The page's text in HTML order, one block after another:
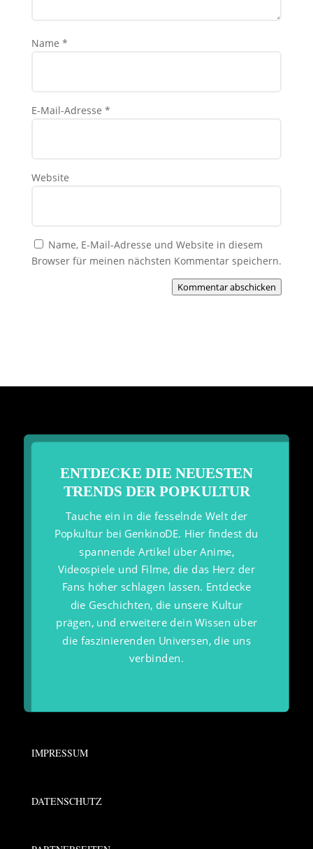
Name *
E-Mail-Adresse *
Website
Name, E-Mail-Adresse und Website in diesem
Browser für meinen nächsten Kommentar speichern.
Kommentar abschicken
ENTDECKE DIE NEUESTEN
TRENDS DER POPKULTUR
Tauche ein in die fesselnde Welt der
Popkultur bei GenkinoDE. Hier findest du
spannende Artikel über Anime,
Videospiele und Filme, die das Herz der
Fans höher schlagen lassen. Entdecke
die Geschichten, die unsere Kultur
prägen, und erweitere dein Wissen über
die faszinierenden Universen, die uns
verbinden.
IMPRESSUM
DATENSCHUTZ